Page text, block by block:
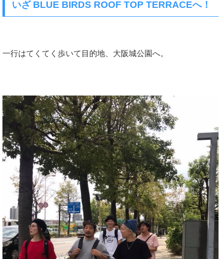
いざ BLUE BIRDS ROOF TOP TERRACEへ！
一行はてくてく歩いて目的地、大阪城公園へ。